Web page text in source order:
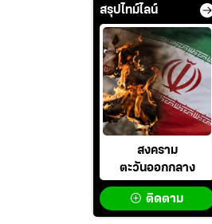
สรุปไทม์ไลน์
สงคราม
ตะวันออกกลาง
ติดตาม